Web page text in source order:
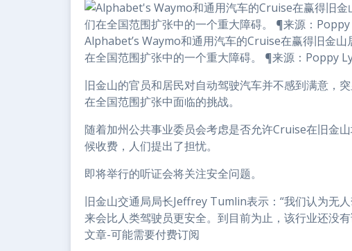
o
k
r a
m
p
p
g
e
r
Alphabet’s Waymo和通用汽车的Cruise在赢得旧金
在全国范围扩张中的一个重大障碍。 ¶来源：Poppy
旧金山的官员和居民对自动驾驶汽车并不感到满意，
在全国范围扩张中面临的挑战。
随着加州公共事业委员会考虑是否允许Cruise在旧金
候收费，人们提出了担忧。
即将举行的听证会将关注安全问题。
旧金山交通局局长Jeffrey Tumlin表示：“我们认为无
来会比人类驾驶员更安全。到目前为止，该行业还没
文章-可能需要付费订阅